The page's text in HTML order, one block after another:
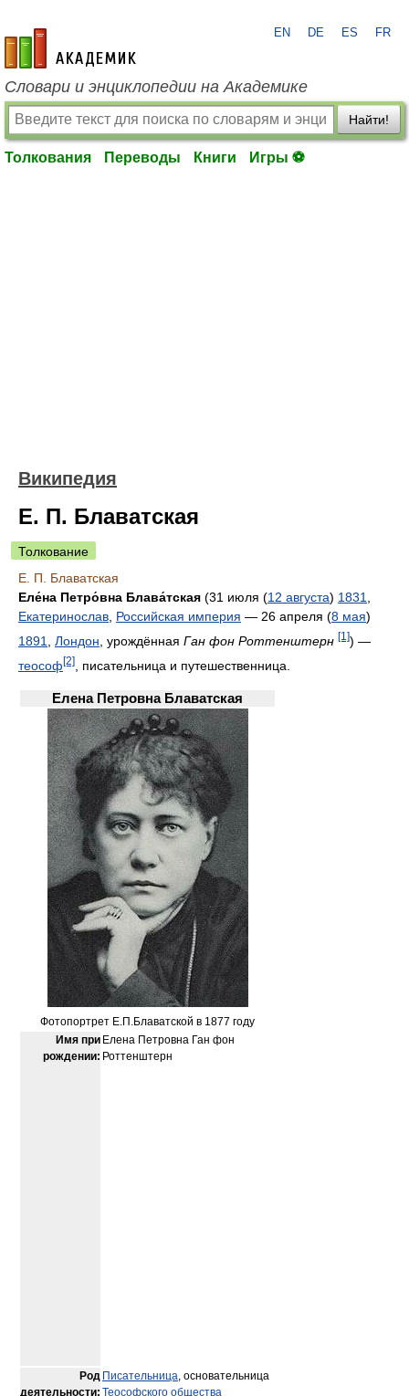
academic.ru
EN DE ES FR
Словари и энциклопедии на Академике
Найти!
Толкования Переводы Книги Игры ⚽
Википедия
Е. П. Блаватская
Толкование
Е. П. Блаватская
Еле́на Петро́вна Блава́тская (31 июля (12 августа) 1831
Екатеринослав Российская империя — 26 апреля (8 мая)
1891
Лондон , урождённая Ган фон Роттенштерн [1]) —
теософ[2] , писательница и путешественница.
Елена Петровна Блаватская
Фотопортрет Е.П.Блаватской в 1877 году
Имя при
рождении:
Елена Петровна Ган фон
Роттенштерн
Род
деятельности:
Писательница, основательница
Теософского общества